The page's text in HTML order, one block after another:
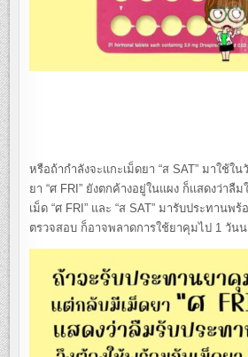
หรือถ้ากำลังจะแกะเม็ดยา “ส SAT” มาใช้ใ
ยา “ศ FRI” ยังตกค้างอยู่ในแผง ก็แสดงว่าลื
เม็ด “ศ FRI” และ “ส SAT” มารับประทานพ
ตรวจสอบ ก็อาจพลาดการใช้ยาคุมไป 1 วัน